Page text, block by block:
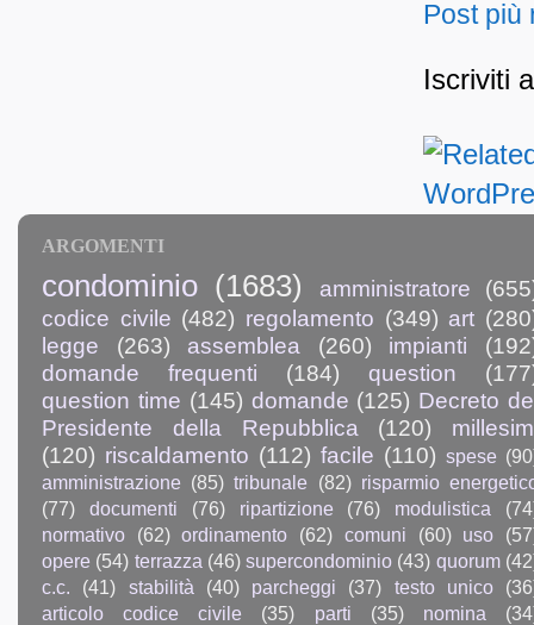
Post più
Iscriviti
ARGOMENTI
condominio (1683) amministratore
codice civile (482) regolamento (349) art
legge
(263) assemblea (260) impianti
domande frequenti
(184) question
question time (145) domande (125) Decreto
Presidente della Repubblica
(120)
(120) riscaldamento (112) facile (110) spese
amministrazione (85) tribunale (82) risparmio
(77)
documenti (76) ripartizione (76) modulistica
normativo
(62) ordinamento (62) comuni (60) uso
opere (54) terrazza (46) supercondominio (43) quorum
c.c.
(41) stabilità (40) parcheggi (37) testo unico
articolo codice civile
(35) parti (35) nomina